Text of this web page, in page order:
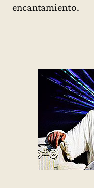
encantamiento.